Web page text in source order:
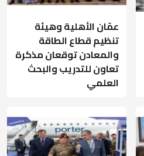
عمّان الأهلية وهيئة
تنظيم قطاع الطاقة
والمعادن توقعان مذكرة
تعاون للتدريب والبحث
العلمي